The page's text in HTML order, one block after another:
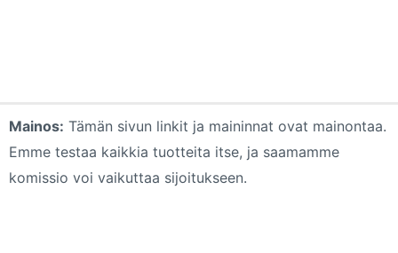
Mainos: Tämän sivun linkit ja maininnat ovat mainontaa.
Emme testaa kaikkia tuotteita itse, ja saamamme
komissio voi vaikuttaa sijoitukseen.